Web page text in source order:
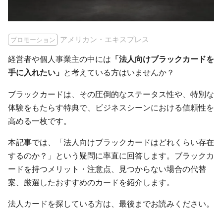
プロモーション アメリカン・エキスプレス
経営者や個人事業主の中には 「法人向けブラックカードを
手に入れたい」 と考えている方はいませんか？
ブラックカードは、その圧倒的なステータス性や、特別な
体験をもたらす特典で、ビジネスシーンにおける信頼性を
高める一枚です。
本記事では、「法人向けブラックカードはどれくらい存在
するのか？」という疑問に率直に回答します。ブラックカ
ードを持つメリット・注意点、見つからない場合の代替
案、厳選したおすすめのカードを紹介します。
法人カードを探している方は、最後までお読みください。